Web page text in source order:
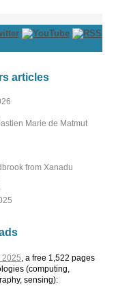
articles
Marie de Matmut
from Xanadu
2025 , a free 1,522 pages
(computing,
sensing):